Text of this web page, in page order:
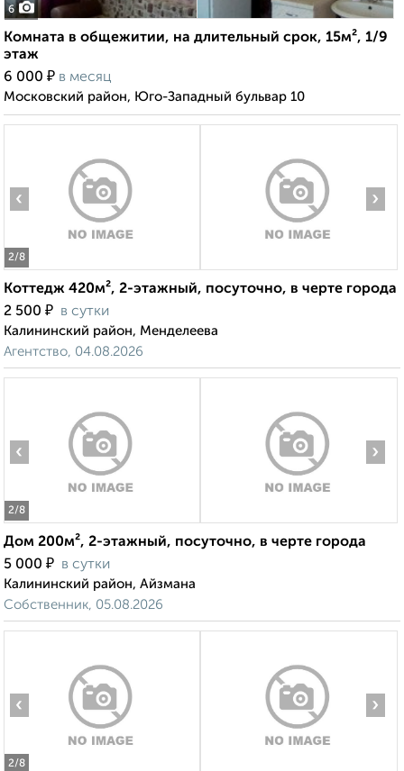
6
Комната в общежитии, на длительный срок, 15м², 1/9
этаж
6 000 ₽ в месяц
Московский район, Юго-Западный бульвар 10
2/8
‹ ›
Коттедж 420м², 2-этажный, посуточно, в черте города
2 500 ₽ в сутки
Калининский район, Менделеева
Агентство, 04.08.2026
2/8
‹ ›
Дом 200м², 2-этажный, посуточно, в черте города
5 000 ₽ в сутки
Калининский район, Айзмана
Собственник, 05.08.2026
2/8
‹ ›